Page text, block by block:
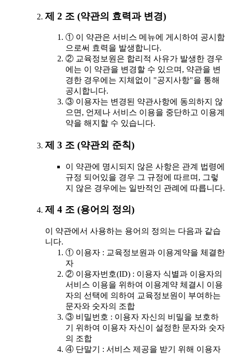
제 2 조 (약관의 효력과 변경)
① 이 약관은 서비스 메뉴에 게시하여 공시함
으로써 효력을 발생합니다.
② 교육정보원은 합리적 사유가 발생한 경우
에는 이 약관을 변경할 수 있으며, 약관을 변
경한 경우에는 지체없이 "공지사항"을 통해
공시합니다.
③ 이용자는 변경된 약관사항에 동의하지 않
으면, 언제나 서비스 이용을 중단하고 이용계
약을 해지할 수 있습니다.
제 3 조 (약관외 준칙)
이 약관에 명시되지 않은 사항은 관계 법령에
규정 되어있을 경우 그 규정에 따르며, 그렇
지 않은 경우에는 일반적인 관례에 따릅니다.
제 4 조 (용어의 정의)
이 약관에서 사용하는 용어의 정의는 다음과 같습
니다.
① 이용자 : 교육정보원과 이용계약을 체결한
자
② 이용자번호(ID) : 이용자 식별과 이용자의
서비스 이용을 위하여 이용계약 체결시 이용
자의 선택에 의하여 교육정보원이 부여하는
문자와 숫자의 조합
③ 비밀번호 : 이용자 자신의 비밀을 보호하
기 위하여 이용자 자신이 설정한 문자와 숫자
의 조합
④ 단말기 : 서비스 제공을 받기 위해 이용자